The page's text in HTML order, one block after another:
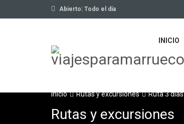
Abierto: Todo el día
INICIO
Inicio Rutas y excursiones Ruta 3 días
Rutas y excursiones